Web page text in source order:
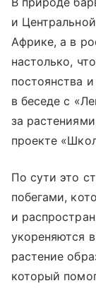
и
Африке, а в
настолько,
постоянства
в беседе с
за
проекте
По сути это
побегами,
и
укореняются
растение
который